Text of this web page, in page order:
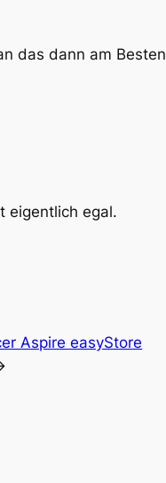
das dann am Besten
eigentlich egal.
Aspire easyStore